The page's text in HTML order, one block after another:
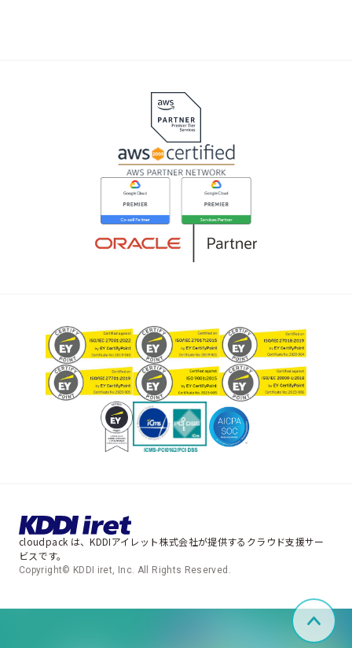
cloudpack は、KDDIアイレット株式会社が提供するクラウド支援サー
ビスです。
Copyright© KDDI iret, Inc. All Rights Reserved.
ペ